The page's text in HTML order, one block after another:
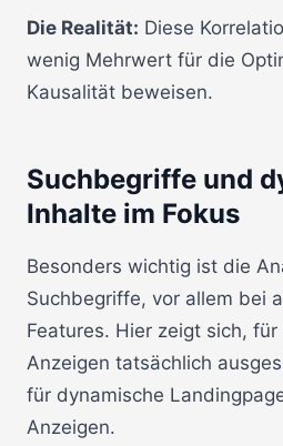
Die Realität: Diese
wenig Mehrwert für die
Kausalität beweisen.
Suchbegriffe und
Inhalte im Fokus
Besonders wichtig ist die
Suchbegriffe, vor allem bei
Features. Hier zeigt sich,
Anzeigen tatsächlich
für dynamische
Anzeigen.